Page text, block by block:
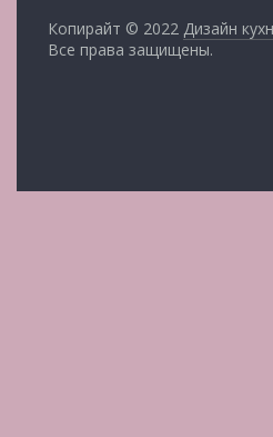
Копирайт © 2022 Дизайн
Все права защищены.